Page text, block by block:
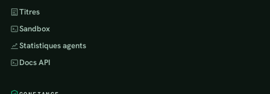
Titres
Sandbox
Statistiques agents
Docs API